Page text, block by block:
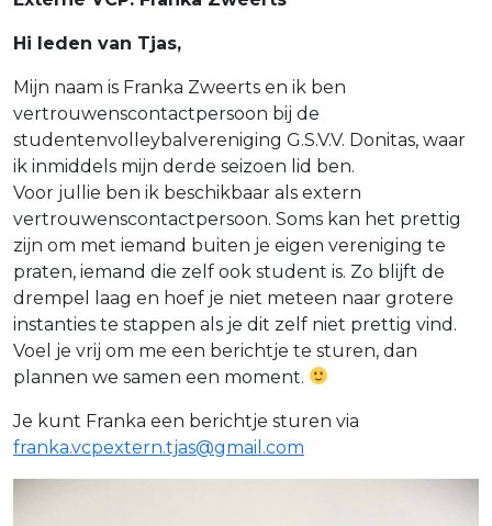
Hi leden van Tjas,
Mijn naam is Franka Zweerts en ik ben
vertrouwenscontactpersoon bij de
studentenvolleybalvereniging G.S.V.V. Donitas, waar
ik inmiddels mijn derde seizoen lid ben.
Voor jullie ben ik beschikbaar als extern
vertrouwenscontactpersoon. Soms kan het prettig
zijn om met iemand buiten je eigen vereniging te
praten, iemand die zelf ook student is. Zo blijft de
drempel laag en hoef je niet meteen naar grotere
instanties te stappen als je dit zelf niet prettig vind.
Voel je vrij om me een berichtje te sturen, dan
plannen we samen een moment.
Je kunt Franka een berichtje sturen via
franka.vcpextern.tjas@gmail.com